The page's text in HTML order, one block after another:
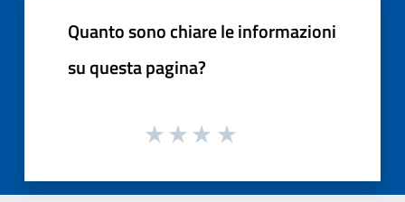
Quanto sono chiare le informazioni
su questa pagina?